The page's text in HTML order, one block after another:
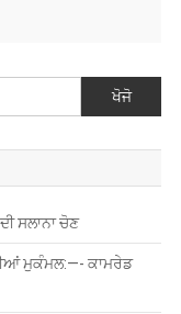
ਸਲਾਨਾ ਚੋਣ
ਮੁਕੰਮਲ:—- ਕਾਮਰੇਡ
ਸ਼ਰਤ ਕਾਰਨ ਭੜਕੇ
ਕੀਤਾ ਘਿਰਾਓ